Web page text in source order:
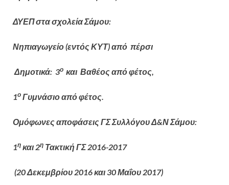
ΔΥΕΠ στα σχολεία Σάμου:
Νηπιαγωγείο (εντός ΚΥΤ) από πέρσι
Δημοτικά: 3ο και Βαθέος από φέτος,
1ο Γυμνάσιο από φέτος.
Ομόφωνες αποφάσεις ΓΣ Συλλόγου Δ&Ν Σάμου:
1η και 2η Τακτική ΓΣ 2016-2017
(20 Δεκεμβρίου 2016 και 30 Μαΐου 2017)